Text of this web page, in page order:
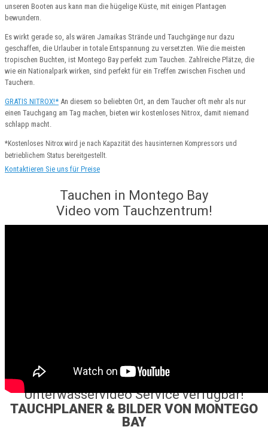
unseren Booten aus kann man die hügelige Küste, mit einigen Plantagen
bewundern.
Es wirkt gerade so, als wären Jamaikas Strände und Tauchgänge nur dazu
geschaffen, die Urlauber in totale Entspannung zu versetzten. Wie die meisten
tropischen Buchten, ist Montego Bay perfekt zum Tauchen. Zahlreiche Plätze, die
wie ein Nationalpark wirken, sind perfekt für ein Treffen zwischen Fischen und
Tauchern.
GRATIS NITROX!* An diesem so beliebten Ort, an dem Taucher oft mehr als nur
einen Tauchgang am Tag machen, bieten wir kostenloses Nitrox, damit niemand
schlapp macht.
*Kostenloses Nitrox wird je nach Kapazität des hausinternen Kompressors und
betrieblichem Status bereitgestellt.
Kontaktieren Sie uns für Preise
Tauchen in Montego Bay
Video vom Tauchzentrum!
Unterwasservideo Service verfügbar!
TAUCHPLANER & BILDER VON MONTEGO
BAY